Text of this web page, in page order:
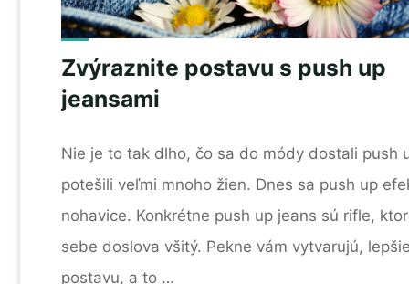
Zvýraznite postavu s push up
jeansami
Nie je to tak dlho, čo sa do módy dostali push
potešili veľmi mnoho žien. Dnes sa push up
nohavice. Konkrétne push up jeans sú rifle,
sebe doslova všitý. Pekne vám vytvarujú,
postavu, a to …